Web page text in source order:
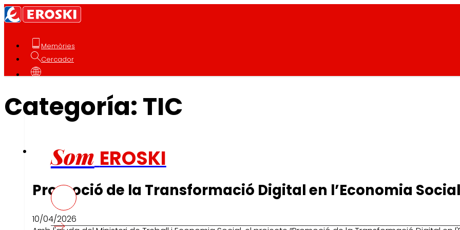
Memòries
Cercador
Qui som
Som EROSKI
Categoría:TIC
Promoció de la Transformació Digital en l’Economia Social
10/04/2026